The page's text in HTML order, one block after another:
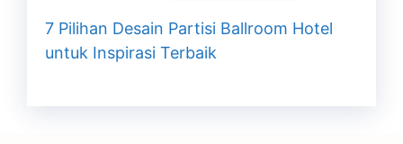
7 Pilihan Desain Partisi Ballroom Hotel
untuk Inspirasi Terbaik